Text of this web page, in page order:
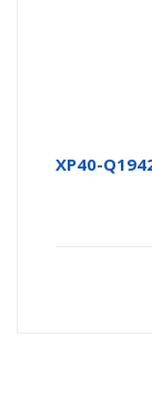
XP40-